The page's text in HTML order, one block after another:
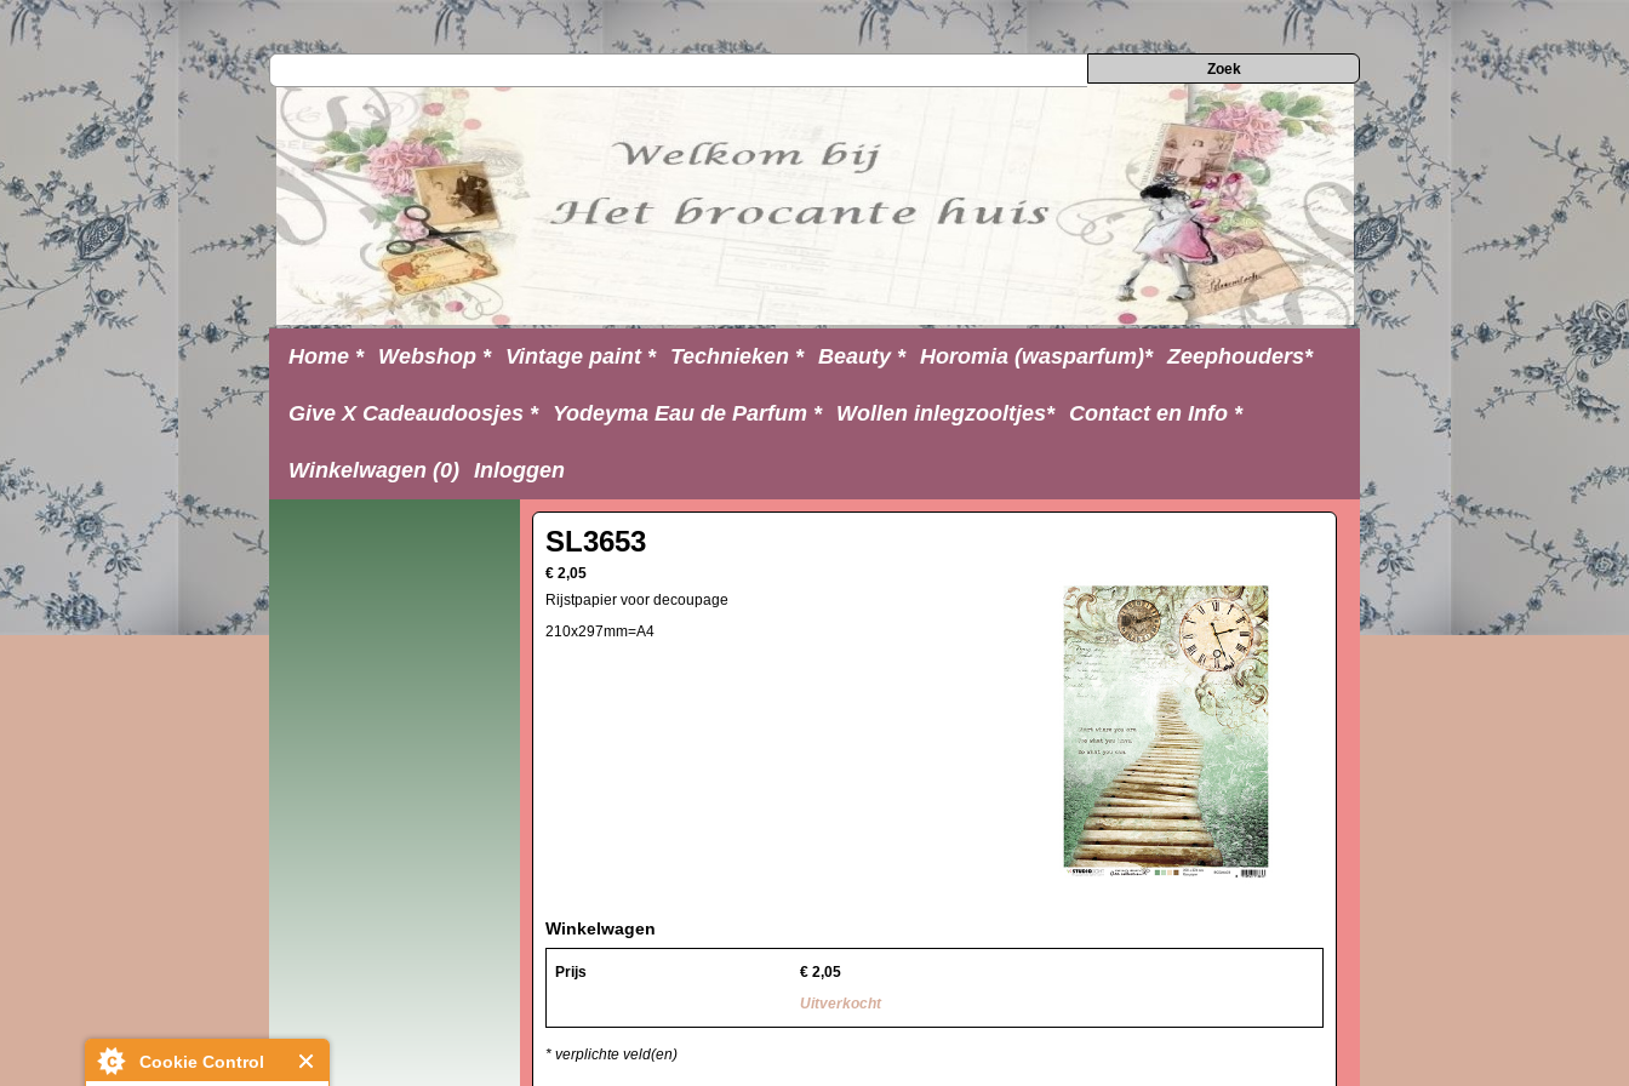
Cookie Control
Home * Webshop * Vintage paint * Technieken * Beauty * Horomia (wasparfum)* Zeephouders*
Give X Cadeaudoosjes * Yodeyma Eau de Parfum * Wollen inlegzooltjes* Contact en Info *
Winkelwagen (0) Inloggen
SL3653
€ 2,05
Rijstpapier voor decoupage
210x297mm=A4
Winkelwagen
Prijs € 2,05
Uitverkocht
* verplichte veld(en)